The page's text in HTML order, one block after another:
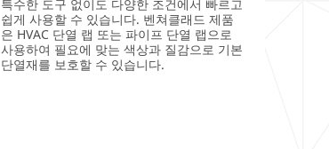
특수한 도구 없이도 다양한 조건에서 빠르고
쉽게 사용할 수 있습니다. 벤쳐클래드 제품
은 HVAC 단열 랩 또는 파이프 단열 랩으로
사용하여 필요에 맞는 색상과 질감으로 기본
단열재를 보호할 수 있습니다.